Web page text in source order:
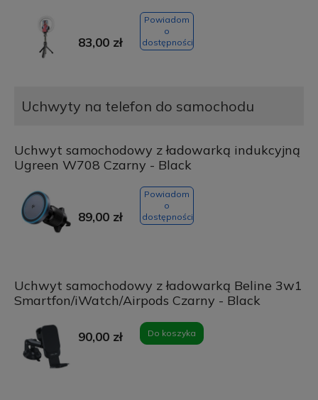
83,00 zł
Powiadom
o
dostępności
Uchwyty na telefon do samochodu
Uchwyt samochodowy z ładowarką indukcyjną
Ugreen W708 Czarny - Black
89,00 zł
Powiadom
o
dostępności
Uchwyt samochodowy z ładowarką Beline 3w1
Smartfon/iWatch/Airpods Czarny - Black
90,00 zł Do koszyka